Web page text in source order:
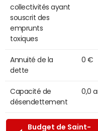
collectivités ayant
souscrit des
emprunts
toxiques
Annuité de la
dette
0 €
Capacité de
désendettement
0,0
Budget de Saint-